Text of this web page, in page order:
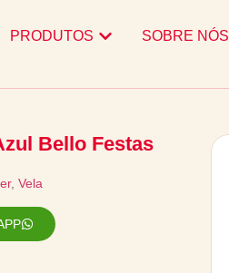
PRODUTOS SOBRE NÓS
Bello Festas
, Vela